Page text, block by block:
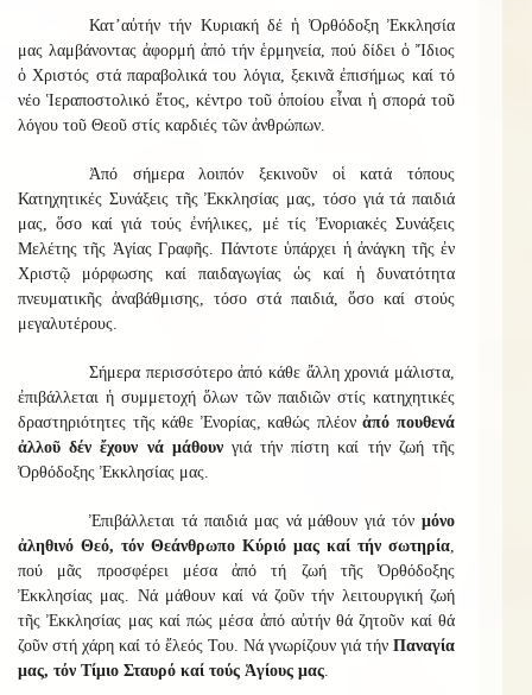
Κατ’αὐτήν τήν Κυριακή δέ ἡ Ὀρθόδοξη Ἐκκλησία
μας λαμβάνοντας ἀφορμή ἀπό τήν ἑρμηνεία, πού δίδει ὁ Ἴδιος
ὁ Χριστός στά παραβολικά του λόγια, ξεκινᾶ ἐπισήμως καί τό
νέο Ἱεραποστολικό ἔτος, κέντρο τοῦ ὁποίου εἶναι ἡ σπορά τοῦ
λόγου τοῦ Θεοῦ στίς καρδιές τῶν ἀνθρώπων.
Ἀπό σήμερα λοιπόν ξεκινοῦν οἱ κατά τόπους
Κατηχητικές Συνάξεις τῆς Ἐκκλησίας μας, τόσο γιά τά παιδιά
μας, ὅσο καί γιά τούς ἐνήλικες, μέ τίς Ἐνοριακές Συνάξεις
Μελέτης τῆς Ἁγίας Γραφῆς. Πάντοτε ὑπάρχει ἡ ἀνάγκη τῆς ἐν
Χριστῷ μόρφωσης καί παιδαγωγίας ὡς καί ἡ δυνατότητα
πνευματικῆς ἀναβάθμισης, τόσο στά παιδιά, ὅσο καί στούς
μεγαλυτέρους.
Σήμερα περισσότερο ἀπό κάθε ἄλλη χρονιά μάλιστα,
ἐπιβάλλεται ἡ συμμετοχή ὅλων τῶν παιδιῶν στίς κατηχητικές
δραστηριότητες τῆς κάθε Ἐνορίας, καθώς πλέονἀπό πουθενά
ἀλλοῦ δέν ἔχουν νά μάθουνγιά τήν πίστη καί τήν ζωή τῆς
Ὀρθόδοξης Ἐκκλησίας μας.
Ἐπιβάλλεται τά παιδιά μας νά μάθουν γιά τόν μόνο
ἀληθινό Θεό, τόν Θεάνθρωπο Κύριό μας καί τήν σωτηρία,
πού μᾶς προσφέρει μέσα ἀπό τή ζωή τῆς Ὀρθόδοξης
Ἐκκλησίας μας. Νά μάθουν καί νά ζοῦν τήν λειτουργική ζωή
τῆς Ἐκκλησίας μας καί πώς μέσα ἀπό αὐτήν θά ζητοῦν καί θά
ζοῦν στή χάρη καί τό ἔλεός Του. Νά γνωρίζουν γιά τήν Παναγία
μας, τόν Τίμιο Σταυρό καί τούς Ἁγίους μας.